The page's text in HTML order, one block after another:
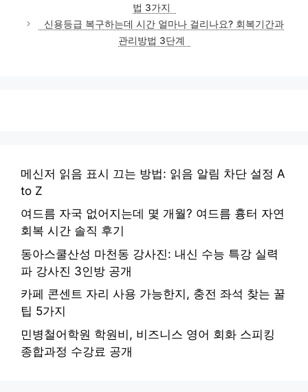
법 3가지
신용등급 복구하는데 시간 얼마나 걸리나요? 회복기간과
관리방법 3단계
메신저 읽음 표시 끄는 방법: 읽음 알림 차단 설정 A
to Z
여드름 자국 없어지는데 몇 개월? 여드름 흉터 자연
회복 시간 솔직 후기
동아스쿨산성 마천동 강사진: 내신 수능 특강 실력
파 강사진 3인방 공개
카페 콘센트 자리 사용 가능한지, 충전 좌석 찾는 꿀
팁 5가지
민병철어학원 학원비, 비즈니스 영어 회화 스피킹
종합과정 수강료 공개